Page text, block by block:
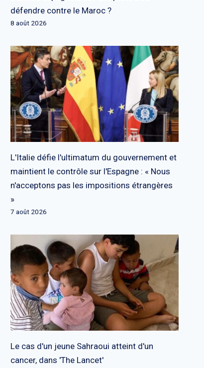
défendre contre le Maroc ?
8 août 2026
L'Italie défie l'ultimatum du gouvernement et
maintient le contrôle sur l'Espagne : « Nous
n'acceptons pas les impositions étrangères
»
7 août 2026
Le cas d'un jeune Sahraoui atteint d'un
cancer, dans 'The Lancet'